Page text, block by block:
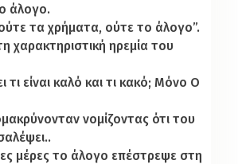
άλογο.
τα χρήματα, ούτε το άλογο”.
χαρακτηριστική ηρεμία του
τι είναι καλό και τι κακό; Μόνο Ο
νομίζοντας ότι του
μέρες το άλογο επέστρεψε στη